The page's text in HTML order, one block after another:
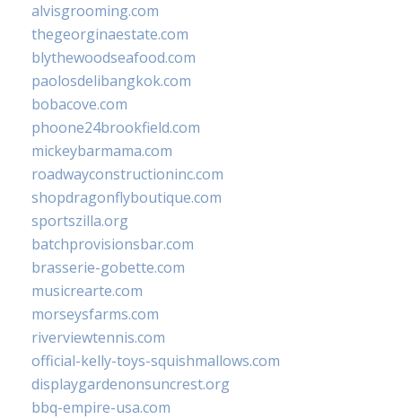
alvisgrooming.com
thegeorginaestate.com
blythewoodseafood.com
paolosdelibangkok.com
bobacove.com
phoone24brookfield.com
mickeybarmama.com
roadwayconstructioninc.com
shopdragonflyboutique.com
sportszilla.org
batchprovisionsbar.com
brasserie-gobette.com
musicrearte.com
morseysfarms.com
riverviewtennis.com
official-kelly-toys-squishmallows.com
displaygardenonsuncrest.org
bbq-empire-usa.com